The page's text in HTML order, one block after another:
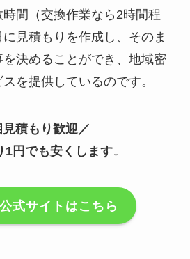
間（交換作業なら2時間程
見積もりを作成し、そのま
決めることができ、地域密
を提供しているのです。
見積もり歓迎／
1円でも安くします↓
式サイトはこちら